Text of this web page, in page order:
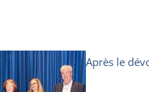
Après le